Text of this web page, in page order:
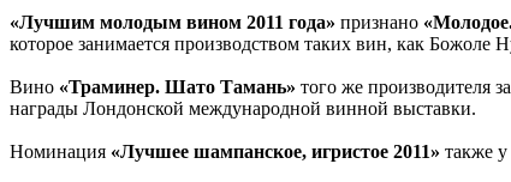
«Лучшим молодым вином 2011 года» признано
которое занимается производством таких вин, как Божоле
Вино «Траминер. Шато Тамань» того же производителя
награды Лондонской международной винной выставки.
Номинация «Лучшее шампанское, игристое 2011» также